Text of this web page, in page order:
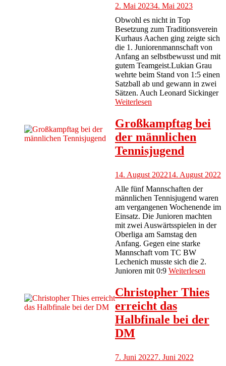
2. Mai 20234. Mai 2023
Obwohl es nicht in Top
Besetzung zum Traditionsverein
Kurhaus Aachen ging zeigte sich
die 1. Juniorenmannschaft von
Anfang an selbstbewusst und mit
gutem Teamgeist.Lukian Grau
wehrte beim Stand von 1:5 einen
Satzball ab und gewann in zwei
Sätzen. Auch Leonard Sickinger
Weiterlesen
Großkampftag bei
der männlichen
Tennisjugend
14. August 202214. August 2022
Alle fünf Mannschaften der
männlichen Tennisjugend waren
am vergangenen Wochenende im
Einsatz. Die Junioren machten
mit zwei Auswärtsspielen in der
Oberliga am Samstag den
Anfang. Gegen eine starke
Mannschaft vom TC BW
Lechenich musste sich die 2.
Junioren mit 0:9 Weiterlesen
Christopher Thies
erreicht das
Halbfinale bei der
DM
7. Juni 20227. Juni 2022